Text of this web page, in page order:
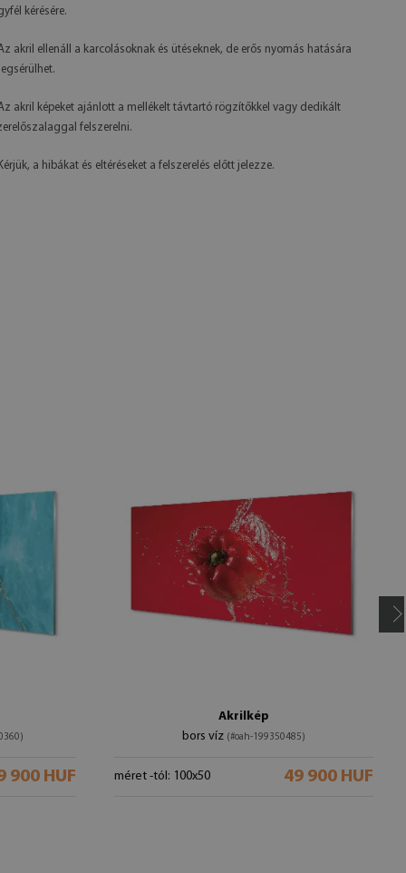
kérésére.
akril ellenáll a karcolásoknak és ütéseknek, de erős nyomás hatására
akril képeket ajánlott a mellékelt távtartó rögzítőkkel vagy dedikált
felszerelni.
a hibákat és eltéréseket a felszerelés előtt jelezze.
900 HUF
Akrilkép
bors víz (#oah-199350485)
méret -tól: 100x50 49 900 HUF